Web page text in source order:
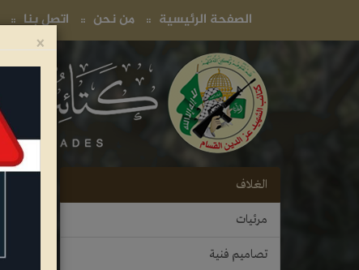
الصفحة الرئيسية من نحن اتصل بنا(current)
الغلاف
مرئيات
تصاميم فنية
×